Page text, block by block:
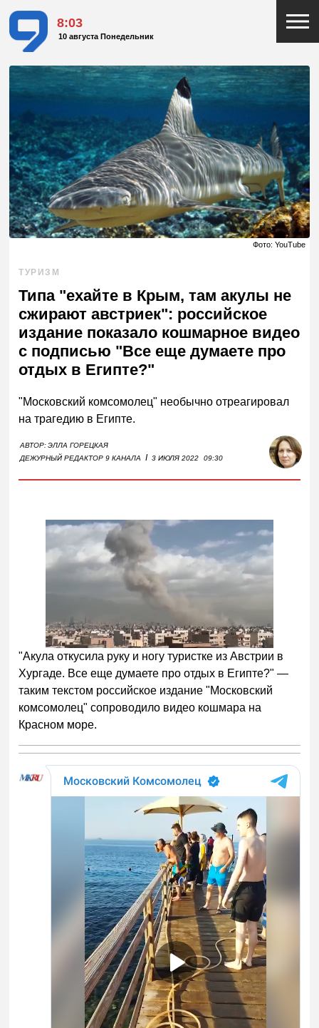
8:03
10 августа Понедельник
Фото: YouTube
ТУРИЗМ
Типа "ехайте в Крым, там акулы не
сжирают австриек": российское
издание показало кошмарное видео
с подписью "Все еще думаете про
отдых в Египте?"
"Московский комсомолец" необычно отреагировал
на трагедию в Египте.
АВТОР:ЭЛЛА ГОРЕЦКАЯ
ДЕЖУРНЫЙ РЕДАКТОР 9 КАНАЛА
I 3 ИЮЛЯ 2022 09:30
"Акула откусила руку и ногу туристке из Австрии в
Хургаде. Все еще думаете про отдых в Египте?" —
таким текстом российское издание "Московский
комсомолец" сопроводило видео кошмара на
Красном море.